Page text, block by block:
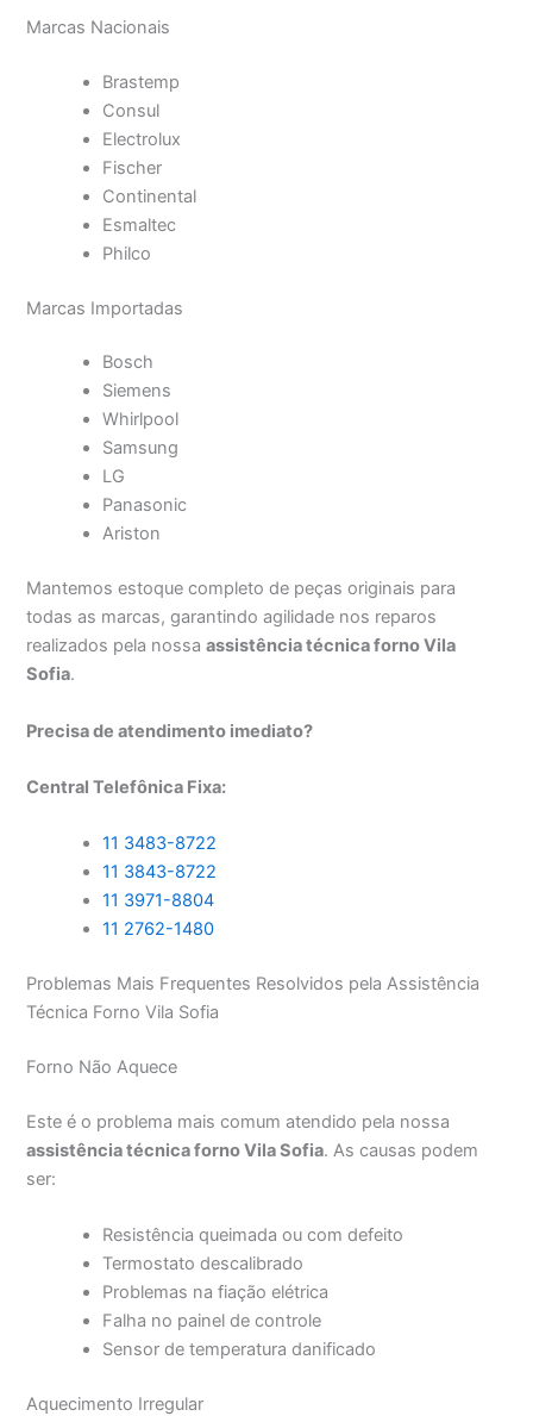
Marcas Nacionais
Brastemp
Consul
Electrolux
Fischer
Continental
Esmaltec
Philco
Marcas Importadas
Bosch
Siemens
Whirlpool
Samsung
LG
Panasonic
Ariston
Mantemos estoque completo de peças originais para
todas as marcas, garantindo agilidade nos reparos
realizados pela nossaassistência técnica forno Vila
Sofia.
Precisa de atendimento imediato?
Central Telefônica Fixa:
11 3483-8722
11 3843-8722
11 3971-8804
11 2762-1480
Problemas Mais Frequentes Resolvidos pela Assistência
Técnica Forno Vila Sofia
Forno Não Aquece
Este é o problema mais comum atendido pela nossa
assistência técnica forno Vila Sofia. As causas podem
ser:
Resistência queimada ou com defeito
Termostato descalibrado
Problemas na fiação elétrica
Falha no painel de controle
Sensor de temperatura danificado
Aquecimento Irregular